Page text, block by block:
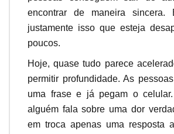
encontrar de maneira sincera.
justamente isso que esteja
poucos.
Hoje, quase tudo parece
permitir profundidade. As
uma frase e já pegam o
alguém fala sobre uma dor
em troca apenas uma resposta